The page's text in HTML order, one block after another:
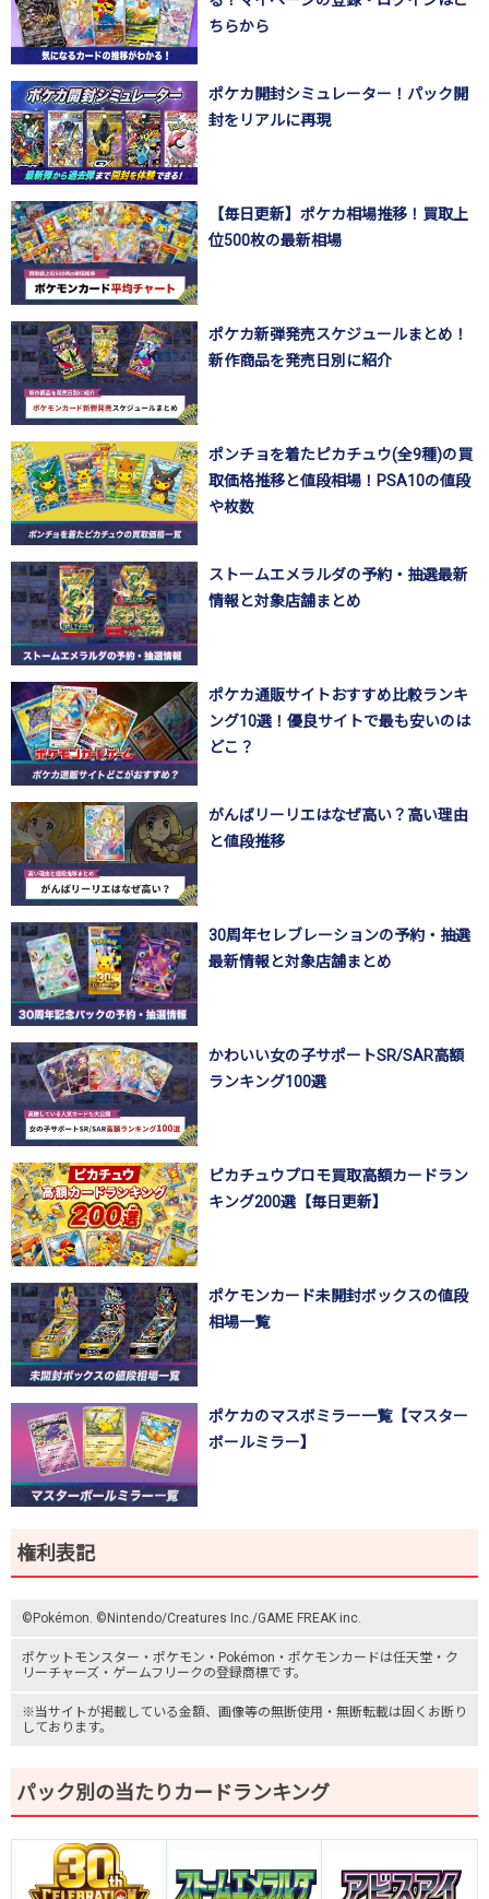
ちらから
ポケカ開封シミュレーター！パック開
封をリアルに再現
【毎日更新】ポケカ相場推移！買取上
位500枚の最新相場
ポケカ新弾発売スケジュールまとめ！
新作商品を発売日別に紹介
ポンチョを着たピカチュウ(全9種)の買
取価格推移と値段相場！PSA10の値段
や枚数
ストームエメラルダの予約・抽選最新
情報と対象店舗まとめ
ポケカ通販サイトおすすめ比較ランキ
ング10選！優良サイトで最も安いのは
どこ？
がんばリーリエはなぜ高い？高い理由
と値段推移
30周年セレブレーションの予約・抽選
最新情報と対象店舗まとめ
かわいい女の子サポートSR/SAR高額
ランキング100選
ピカチュウプロモ買取高額カードラン
キング200選【毎日更新】
ポケモンカード未開封ボックスの値段
相場一覧
ポケカのマスボミラー一覧【マスター
ボールミラー】
権利表記
©Pokémon. ©Nintendo/Creatures Inc./GAME FREAK inc.
ポケットモンスター ・ポケモン・Pokémon・ ポケモンカードは任天堂・ ク
リーチャーズ ・ ゲームフリークの登録商標です。
※当サイトが掲載している金額、画像等の無断使用・無断転載は固くお断り
しております。
パック別の当たりカードランキング